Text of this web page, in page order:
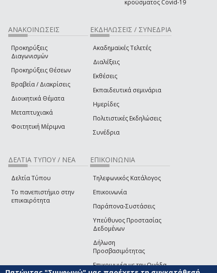
κρούσματος Covid-19
ΑΝΑΚΟΙΝΩΣΕΙΣ
Προκηρύξεις
Διαγωνισμών
Προκηρύξεις Θέσεων
Βραβεία / Διακρίσεις
Διοικητικά Θέματα
Μεταπτυχιακά
Φοιτητική Μέριμνα
ΕΚΔΗΛΩΣΕΙΣ / ΣΥΝΕΔΡΙΑ
Ακαδημαϊκές Τελετές
Διαλέξεις
Εκθέσεις
Εκπαιδευτικά σεμινάρια
Ημερίδες
Πολιτιστικές Εκδηλώσεις
Συνέδρια
ΔΕΛΤΙΑ ΤΥΠΟΥ / ΝΕΑ
Δελτία Τύπου
Το πανεπιστήμιο στην
επικαιρότητα
ΕΠΙΚΟΙΝΩΝΙΑ
Τηλεφωνικός Κατάλογος
Επικοινωνία
Παράπονα-Συστάσεις
Υπεύθυνος Προστασίας
Δεδομένων
Δήλωση
Προσβασιμότητας
Επικοινωνία με την Ομάδα